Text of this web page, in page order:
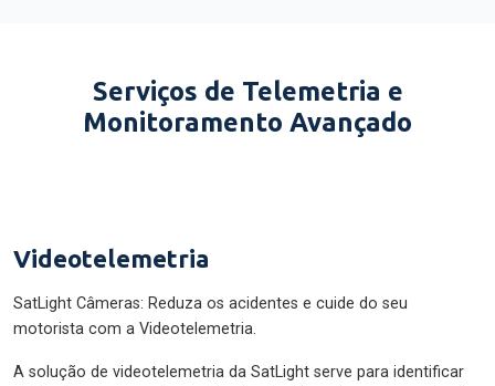
Serviços de Telemetria e
Monitoramento Avançado
Videotelemetria
SatLight Câmeras: Reduza os acidentes e cuide do seu
motorista com a Videotelemetria.
A solução de videotelemetria da SatLight serve para identificar